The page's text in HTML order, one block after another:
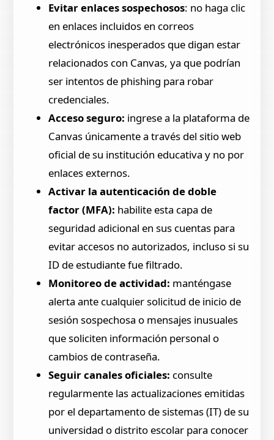
Evitar enlaces sospechosos: no haga clic
en enlaces incluidos en correos
electrónicos inesperados que digan estar
relacionados con Canvas, ya que podrían
ser intentos de phishing para robar
credenciales.
Acceso seguro: ingrese a la plataforma de
Canvas únicamente a través del sitio web
oficial de su institución educativa y no por
enlaces externos.
Activar la autenticación de doble
factor (MFA): habilite esta capa de
seguridad adicional en sus cuentas para
evitar accesos no autorizados, incluso si su
ID de estudiante fue filtrado.
Monitoreo de actividad: manténgase
alerta ante cualquier solicitud de inicio de
sesión sospechosa o mensajes inusuales
que soliciten información personal o
cambios de contraseña.
Seguir canales oficiales: consulte
regularmente las actualizaciones emitidas
por el departamento de sistemas (IT) de su
universidad o distrito escolar para conocer